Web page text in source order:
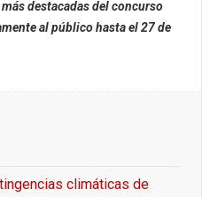
destacadas del concurso
al público hasta el 27 de
climáticas de